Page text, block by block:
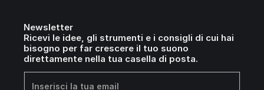
Newsletter
Ricevi le idee, gli strumenti e i consigli di cui hai
bisogno per far crescere il tuo suono
direttamente nella tua casella di posta.